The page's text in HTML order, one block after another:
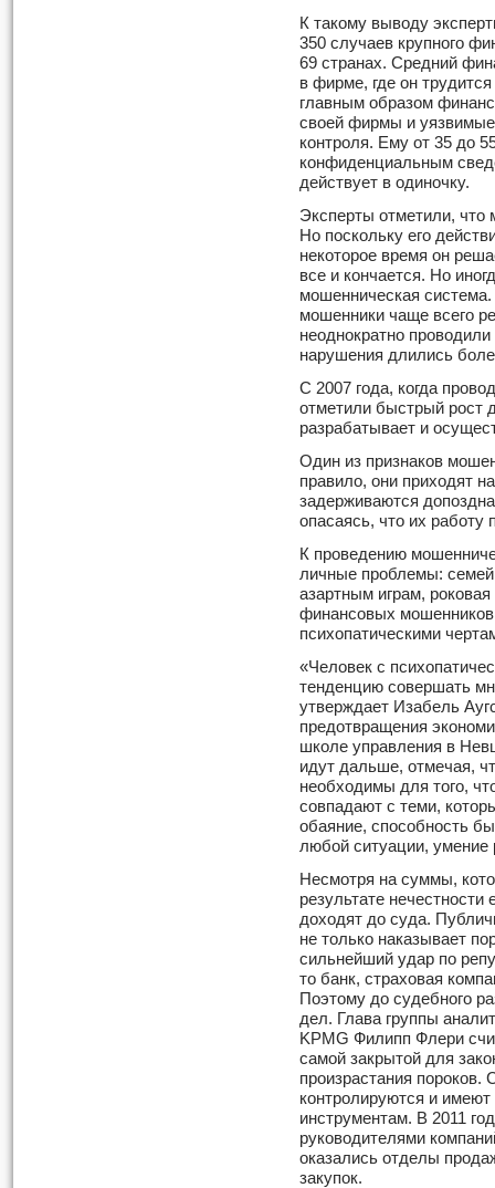
К такому выводу
350 случаев крупного
69 странах. Средний
в фирме, где он
главным образом
своей фирмы и уязвимые
контроля. Ему от 35 до
конфиденциальным
действует в одиночку.
Эксперты отметили, что
Но поскольку его
некоторое время он
все и кончается. Но
мошенническая
мошенники чаще всего
неоднократно
нарушения длились
С 2007 года, когда
отметили быстрый рост
разрабатывает и
Один из признаков
правило, они приходят
задерживаются
опасаясь, что их работу
К проведению
личные проблемы:
азартным играм,
финансовых
психопатическими
«Человек с
тенденцию совершать
утверждает Изабель
предотвращения
школе управления в
идут дальше, отмечая,
необходимы для того,
совпадают с теми,
обаяние, способность
любой ситуации,
Несмотря на суммы,
результате
доходят до суда.
не только наказывает
сильнейший удар по
то банк, страховая
Поэтому до судебного
дел. Глава группы
KPMG Филипп Флери
самой закрытой для
произрастания пороков.
контролируются и
инструментам. В 2011
руководителями
оказались отделы
закупок.